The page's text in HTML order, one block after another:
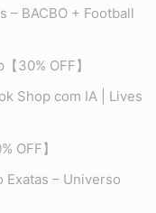
– BACBO + Football
30% OFF】
Shop com IA | Lives
OFF】
– Universo